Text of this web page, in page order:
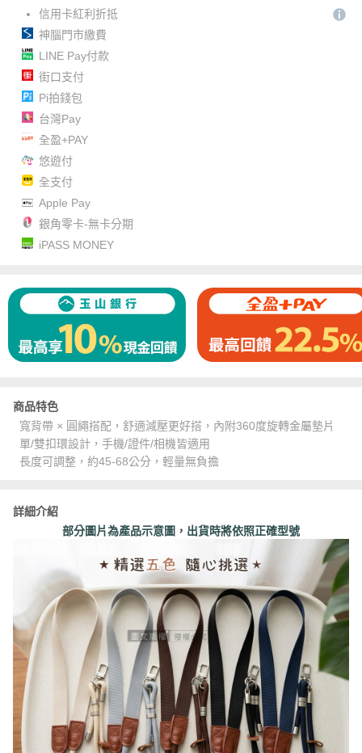
信用卡紅利折抵
神腦門市繳費
LINE Pay付款
街口支付
Pi拍錢包
台灣Pay
全盈+PAY
悠遊付
全支付
Apple Pay
銀角零卡-無卡分期
iPASS MONEY
商品特色
寬背帶 × 圓繩搭配，舒適減壓更好搭，內附360度旋轉金屬墊片
單/雙扣環設計，手機/證件/相機皆適用
長度可調整，約45-68公分，輕量無負擔
詳細介紹
部分圖片為產品示意圖，出貨時將依照正確型號